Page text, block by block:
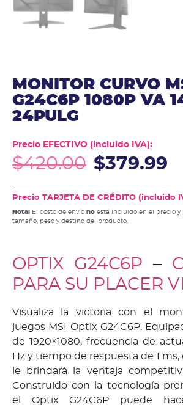
MONITOR CURVO
G24C6P 1080P VA
24PULG
Precio EFECTIVO (incluido IVA):
$420.00 $379.99
Precio TARJETA DE CRÉDITO (incluido
Nota: El costo de envío no está incluido en el precio y
tamaño, peso y destino del producto.
OPTIX G24C6P –
PARA SU PLACER
Visualiza la victoria con el
juegos MSI Optix G24C6P.
de 1920×1080, frecuencia de
Hz y tiempo de respuesta de 1 ms,
le brindará la ventaja
Construido con la tecnología
el Optix G24C6P puede